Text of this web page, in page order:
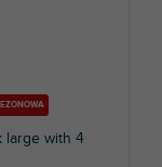
large with 4